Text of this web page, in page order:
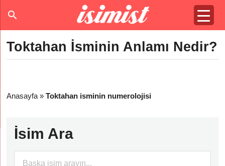
Toktahan İsminin Anlamı Nedir?
Anasayfa »Toktahan isminin numerolojisi
İsim Ara